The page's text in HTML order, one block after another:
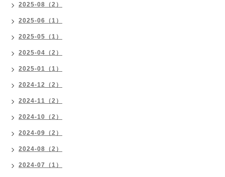
2025-08（2）
2025-06（1）
2025-05（1）
2025-04（2）
2025-01（1）
2024-12（2）
2024-11（2）
2024-10（2）
2024-09（2）
2024-08（2）
2024-07（1）